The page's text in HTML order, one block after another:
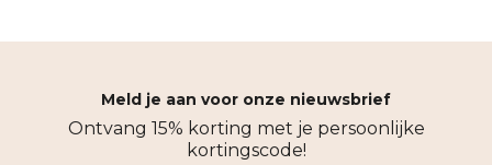
Meld je aan voor onze nieuwsbrief
Ontvang 15% korting met je persoonlijke
kortingscode!